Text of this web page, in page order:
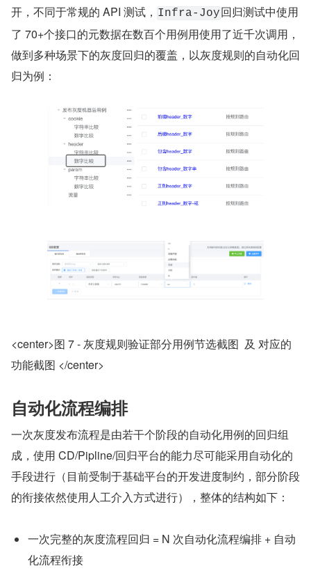
开，不同于常规的 API 测试， Infra-Joy回归测试中使用
了 70+个接口的元数据在数百个用例用使用了近千次调用，
做到多种场景下的灰度回归的覆盖，以灰度规则的自动化回
归为例：
<center>图 7 - 灰度规则验证部分用例节选截图  及 对应的
功能截图 </center>
自动化流程编排
一次灰度发布流程是由若干个阶段的自动化用例的回归组
成，使用 CD/Pipline/回归平台的能力尽可能采用自动化的
手段进行（目前受制于基础平台的开发进度制约，部分阶段
的衔接依然使用人工介入方式进行），整体的结构如下：
一次完整的灰度流程回归 = N 次自动化流程编排 + 自动
化流程衔接